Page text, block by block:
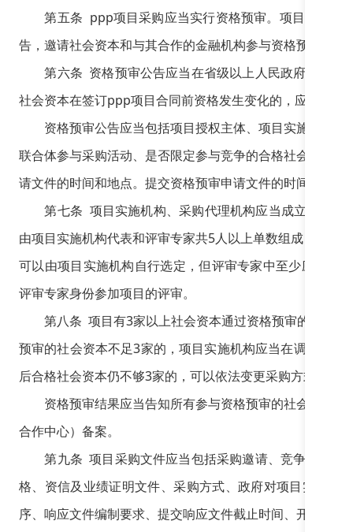
第五条 ppp项目采购应当实行资格预审。项目实施机
告，邀请社会资本和与其合作的金融机构参与资格预审，
第六条 资格预审公告应当在省级以上人民政府财政部
社会资本在签订ppp项目合同前资格发生变化的，应当通知
资格预审公告应当包括项目授权主体、项目实施机构和
联合体参与采购活动、是否限定参与竞争的合格社会资本
请文件的时间和地点。提交资格预审申请文件的时间自公
第七条 项目实施机构、采购代理机构应当成立评审小
由项目实施机构代表和评审专家共5人以上单数组成，其中
可以由项目实施机构自行选定，但评审专家中至少应当包
评审专家身份参加项目的评审。
第八条 项目有3家以上社会资本通过资格预审的，项目
预审的社会资本不足3家的，项目实施机构应当在调整资
后合格社会资本仍不够3家的，可以依法变更采购方式。
资格预审结果应当告知所有参与资格预审的社会资本，
合作中心）备案。
第九条 项目采购文件应当包括采购邀请、竞争者须知
格、资信及业绩证明文件、采购方式、政府对项目实施机
序、响应文件编制要求、提交响应文件截止时间、开启时